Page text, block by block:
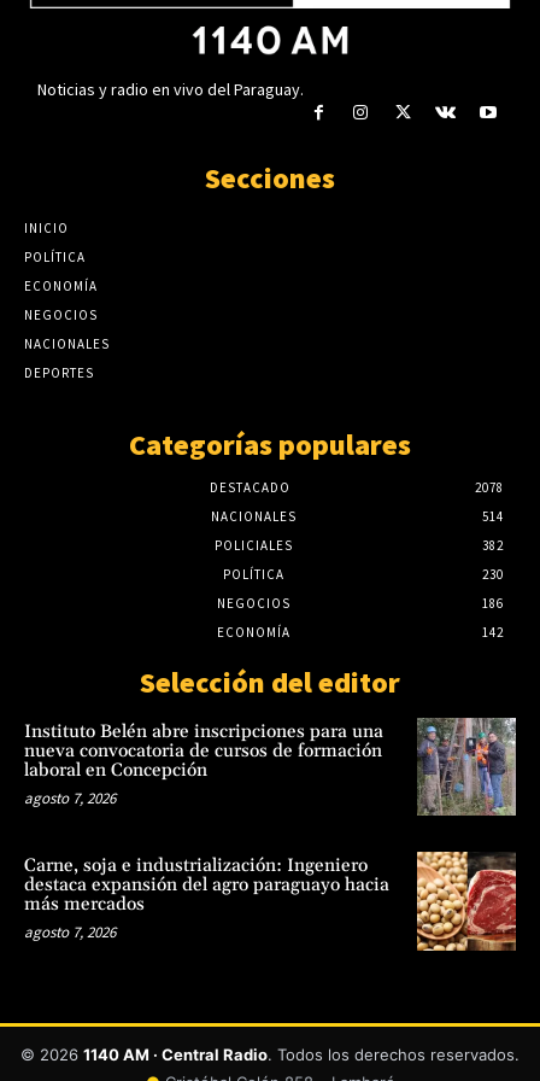
Noticias y radio en vivo del Paraguay.
Secciones
INICIO
POLÍTICA
ECONOMÍA
NEGOCIOS
NACIONALES
DEPORTES
Categorías populares
DESTACADO
2078
NACIONALES
514
POLICIALES
382
POLÍTICA
230
NEGOCIOS
186
ECONOMÍA
142
Selección del editor
Instituto Belén abre inscripciones para una
nueva convocatoria de cursos de formación
laboral en Concepción
agosto 7, 2026
Carne, soja e industrialización: Ingeniero
destaca expansión del agro paraguayo hacia
más mercados
agosto 7, 2026
© 2026 1140 AM · Central Radio. Todos los derechos reservados.